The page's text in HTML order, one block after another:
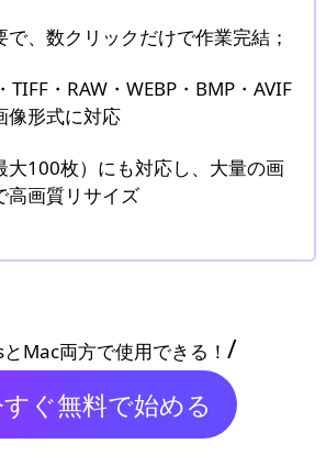
、数クリックだけで作業完結；
TIFF・RAW・WEBP・BMP・AVIF
像形式に対応
大100枚）にも対応し、大量の画
高画質リサイズ
Mac両方で使用できる！/
ぐ無料で始める